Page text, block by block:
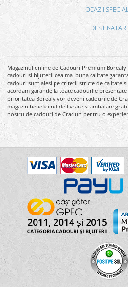
OCAZII
DESTINATARI
Magazinul online de Cadouri Premium
cadouri si bijuterii cea mai buna calitate
cadouri sunt alesi pe criterii stricte de calitate
acordam garantie la toate cadourile
prioritatea Borealy vor deveni cadourile de
magazin beneficiind de livrare si ambalare
nostru de cadouri de Craciun pentru o